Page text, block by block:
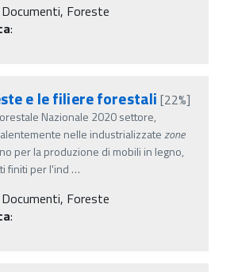
Documenti, Foreste
:
e le filiere forestali [22%]
Nazionale 2020 settore,
nelle industrializzatezone
per la produzione di mobili in legno,
finiti per l'ind …
Documenti, Foreste
: